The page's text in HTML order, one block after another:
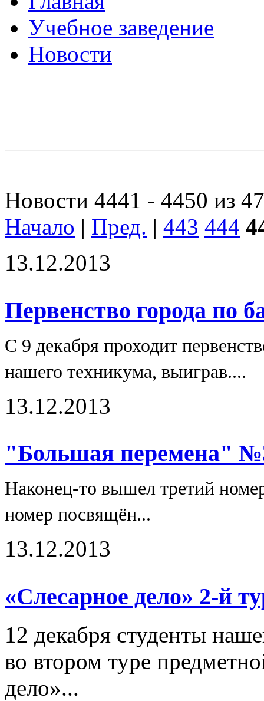
Учебное заведение
Новости
Новости 4441 - 4450 из
Начало | Пред. | 443 444
13.12.2013
Первенство города по
С 9 декабря проходит
нашего техникума, выиграв....
13.12.2013
"Большая перемена"
Наконец-то вышел третий
номер посвящён...
13.12.2013
«Слесарное дело» 2-й
12 декабря студенты
во втором туре
дело»...